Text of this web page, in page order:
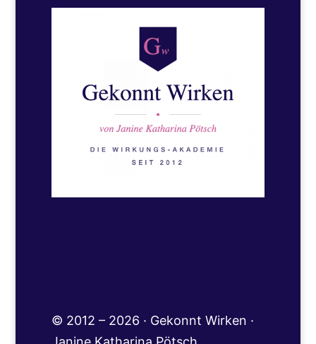
© 2012 – 2026 · Gekonnt Wirken ·